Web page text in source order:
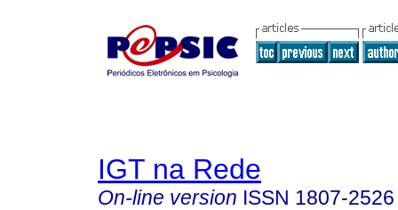
IGT na Rede
On-line version ISSN 1807-2526